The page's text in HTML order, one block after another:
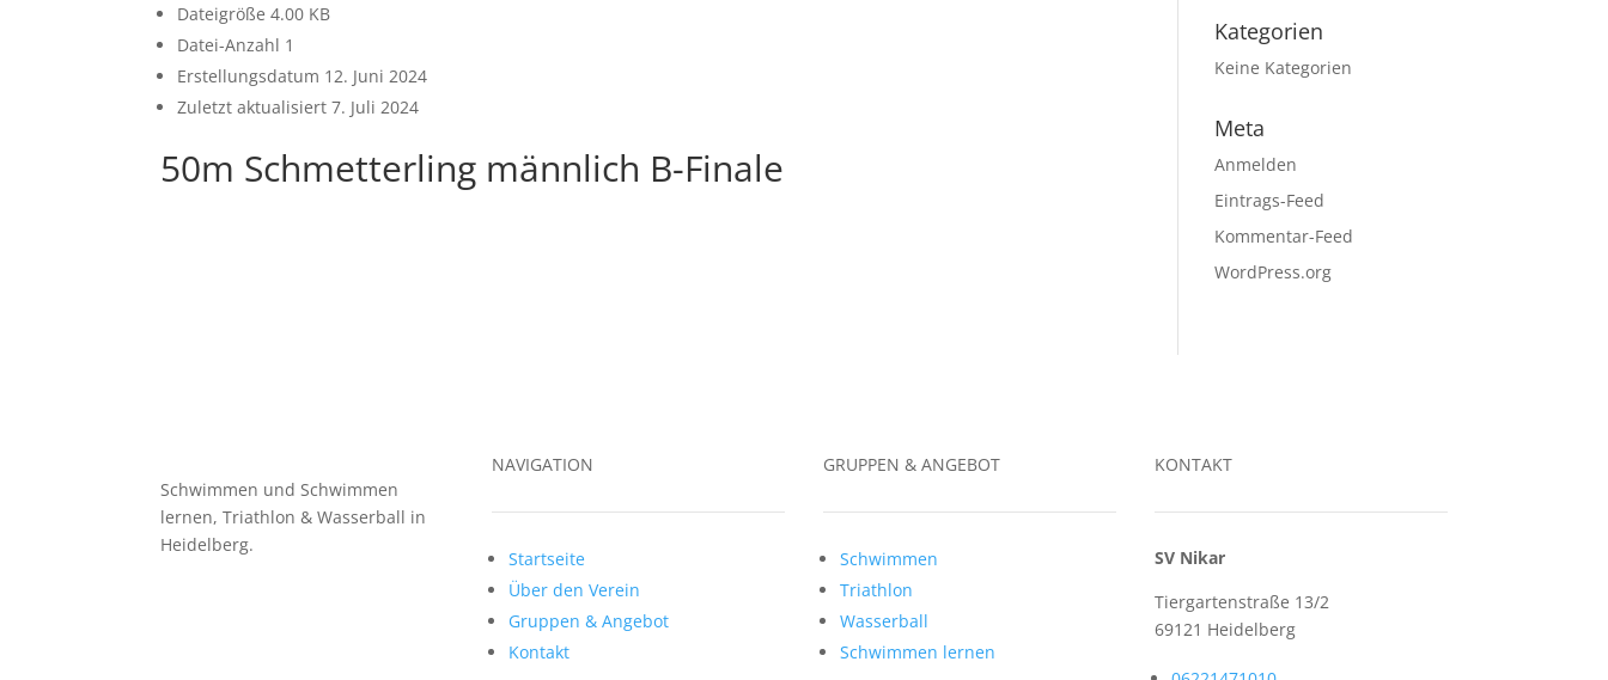
Dateigröße4.00 KB
Datei-Anzahl 1
Erstellungsdatum 12. Juni 2024
Zuletzt aktualisiert7. Juli 2024
50m Schmetterling männlich B-Finale
Kategorien
Keine Kategorien
Meta
Anmelden
Eintrags-Feed
Kommentar-Feed
WordPress.org
Schwimmen und Schwimmen
lernen, Triathlon & Wasserball in
Heidelberg.
NAVIGATION
Startseite
Über den Verein
Gruppen & Angebot
Kontakt
GRUPPEN & ANGEBOT
Schwimmen
Triathlon
Wasserball
Schwimmen lernen
KONTAKT
SV Nikar
Tiergartenstraße 13/2
69121 Heidelberg